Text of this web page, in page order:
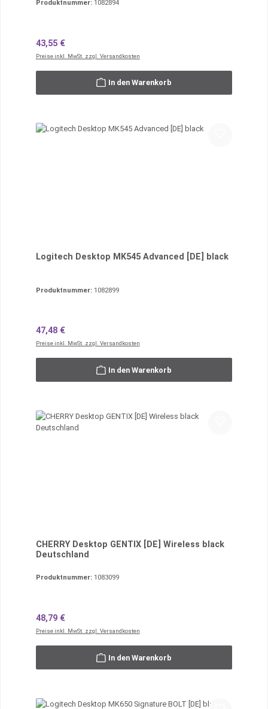
Produktnummer: 1082894
Regulärer Preis:
43,55 €
Preise inkl. MwSt. zzgl. Versandkosten
In den Warenkorb
Logitech Desktop MK545 Advanced [DE] black
Produktnummer: 1082899
Regulärer Preis:
47,48 €
Preise inkl. MwSt. zzgl. Versandkosten
In den Warenkorb
CHERRY Desktop GENTIX [DE] Wireless black
Deutschland
Produktnummer: 1083099
Regulärer Preis:
48,79 €
Preise inkl. MwSt. zzgl. Versandkosten
In den Warenkorb